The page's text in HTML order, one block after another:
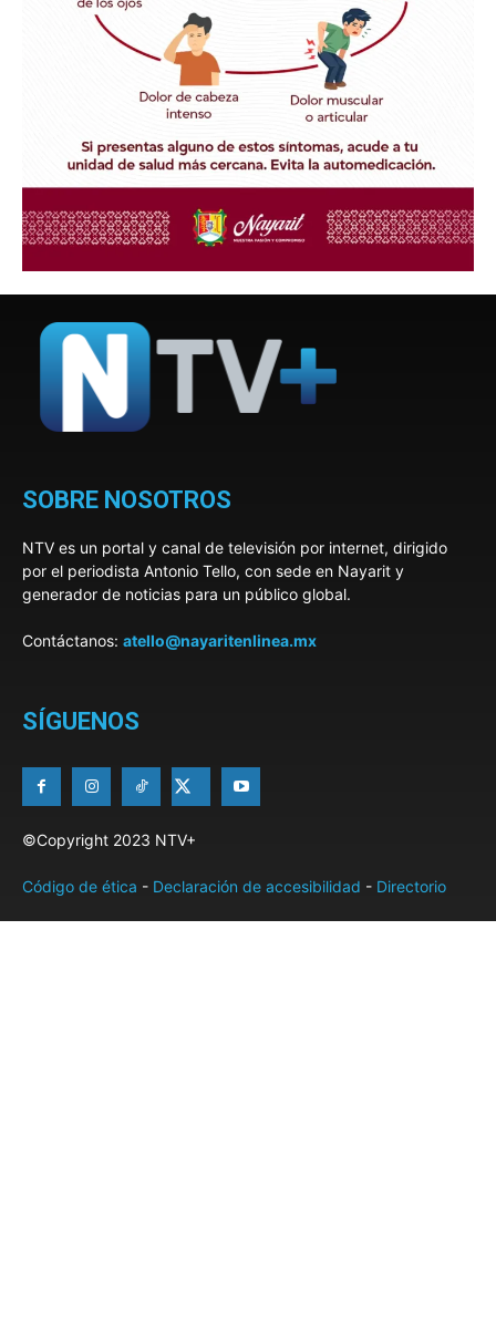
SOBRE NOSOTROS
NTV es un portal y canal de televisión por internet, dirigido
por el periodista Antonio Tello, con sede en Nayarit y
generador de noticias para un público global.
Contáctanos: atello@nayaritenlinea.mx
SÍGUENOS
©Copyright 2023 NTV+
Código de ética - Declaración de accesibilidad - Directorio